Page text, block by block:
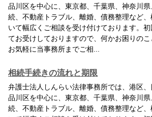
品川区を中心に、東京都、千葉県、神奈川
続、不動産トラブル、離婚、債務整理など
いて幅広くご相談を受け付けております。
てお受けしておりますので、何かお困りの
お気軽に当事務所までご相...
相続手続きの流れと期限
弁護士法人しんらい法律事務所では、港区、
品川区を中心に、東京都、千葉県、神奈川
続、不動産トラブル、離婚、債務整理など